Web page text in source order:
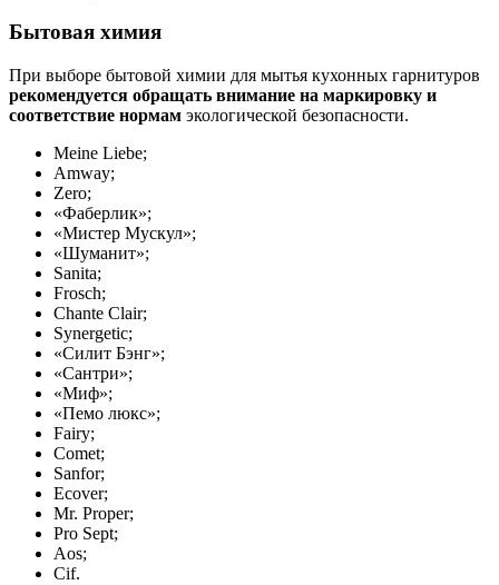
Бытовая химия
При выборе бытовой химии для мытья кухонных гарнитуров
рекомендуется обращать внимание на маркировку и
соответствие нормам экологической безопасности.
Meine Liebe;
Amway;
Zero;
«Фаберлик»;
«Мистер Мускул»;
«Шуманит»;
Sanita;
Frosch;
Chante Clair;
Synergetic;
«Силит Бэнг»;
«Сантри»;
«Миф»;
«Пемо люкс»;
Fairy;
Comet;
Sanfor;
Ecover;
Mr. Proper;
Pro Sept;
Aos;
Cif.